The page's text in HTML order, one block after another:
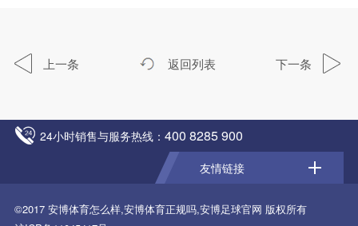
上一条 返回列表 下一条
24小时销售与服务热线： 400 8285 900
友情链接
©2017 安博体育怎么样,安博体育正规吗,安博足球官网 版权所有